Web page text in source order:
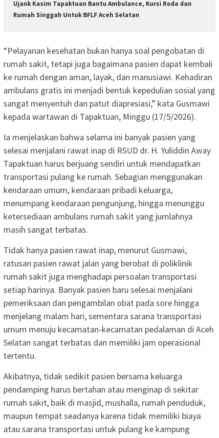
Ujank Kasim Tapaktuan Bantu Ambulance, Kursi Roda dan
Rumah Singgah Untuk BFLF Aceh Selatan
“Pelayanan kesehatan bukan hanya soal pengobatan di
rumah sakit, tetapi juga bagaimana pasien dapat kembali
ke rumah dengan aman, layak, dan manusiawi. Kehadiran
ambulans gratis ini menjadi bentuk kepedulian sosial yang
sangat menyentuh dan patut diapresiasi,” kata Gusmawi
kepada wartawan di Tapaktuan, Minggu (17/5/2026).
Ia menjelaskan bahwa selama ini banyak pasien yang
selesai menjalani rawat inap di RSUD dr. H. Yuliddin Away
Tapaktuan harus berjuang sendiri untuk mendapatkan
transportasi pulang ke rumah. Sebagian menggunakan
kendaraan umum, kendaraan pribadi keluarga,
menumpang kendaraan pengunjung, hingga menunggu
ketersediaan ambulans rumah sakit yang jumlahnya
masih sangat terbatas.
Tidak hanya pasien rawat inap, menurut Gusmawi,
ratusan pasien rawat jalan yang berobat di poliklinik
rumah sakit juga menghadapi persoalan transportasi
setiap harinya. Banyak pasien baru selesai menjalani
pemeriksaan dan pengambilan obat pada sore hingga
menjelang malam hari, sementara sarana transportasi
umum menuju kecamatan-kecamatan pedalaman di Aceh
Selatan sangat terbatas dan memiliki jam operasional
tertentu.
Akibatnya, tidak sedikit pasien bersama keluarga
pendamping harus bertahan atau menginap di sekitar
rumah sakit, baik di masjid, mushalla, rumah penduduk,
maupun tempat seadanya karena tidak memiliki biaya
atau sarana transportasi untuk pulang ke kampung